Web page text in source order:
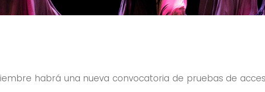
habrá una nueva convocatoria de pruebas de